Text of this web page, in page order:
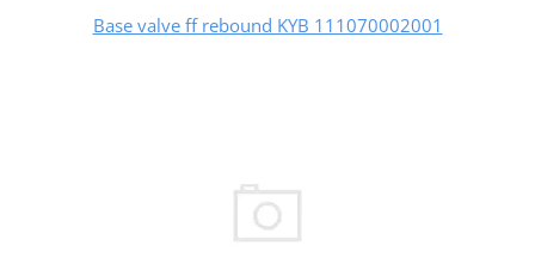
Base valve ff rebound KYB 111070002001